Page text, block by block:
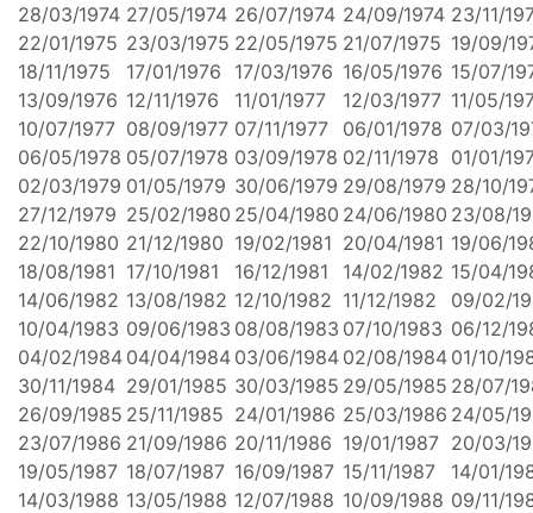
28/03/1974 27/05/1974 26/07/1974 24/09/1974 23/11/
22/01/1975 23/03/1975 22/05/1975 21/07/1975 19/09/
18/11/1975
17/01/1976 17/03/1976 16/05/1976 15/07/
13/09/1976 12/11/1976 11/01/1977 12/03/1977 11/05/
10/07/1977 08/09/1977 07/11/1977 06/01/1978 07/03/
06/05/1978 05/07/1978 03/09/1978 02/11/1978 01/01/
02/03/1979 01/05/1979 30/06/1979 29/08/1979 28/10/
27/12/1979 25/02/1980 25/04/1980 24/06/1980 23/08/
22/10/1980 21/12/1980 19/02/1981 20/04/1981 19/06/
18/08/1981 17/10/1981 16/12/1981 14/02/1982 15/04/
14/06/1982 13/08/1982 12/10/1982 11/12/1982
09/02/
10/04/1983 09/06/1983 08/08/1983 07/10/1983 06/12/
04/02/1984 04/04/1984 03/06/1984 02/08/1984 01/10/
30/11/1984 29/01/1985 30/03/1985 29/05/1985 28/07/
26/09/1985 25/11/1985 24/01/1986 25/03/1986 24/05/
23/07/1986 21/09/1986 20/11/1986 19/01/1987 20/03/
19/05/1987 18/07/1987 16/09/1987 15/11/1987
14/01/
14/03/1988 13/05/1988 12/07/1988 10/09/1988 09/11/